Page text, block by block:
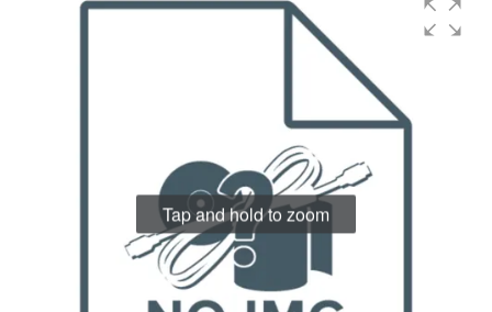
Tap and hold to zoom